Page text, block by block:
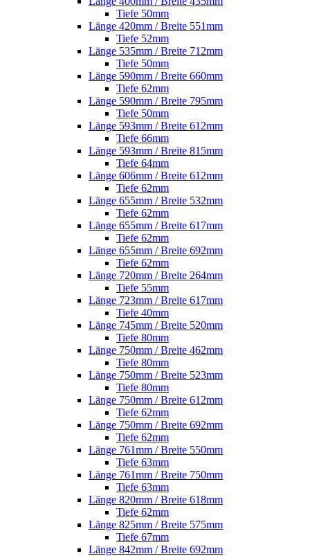
Tiefe 50mm
Länge 420mm / Breite 551mm
Tiefe 52mm
Länge 535mm / Breite 712mm
Tiefe 50mm
Länge 590mm / Breite 660mm
Tiefe 62mm
Länge 590mm / Breite 795mm
Tiefe 50mm
Länge 593mm / Breite 612mm
Tiefe 66mm
Länge 593mm / Breite 815mm
Tiefe 64mm
Länge 606mm / Breite 612mm
Tiefe 62mm
Länge 655mm / Breite 532mm
Tiefe 62mm
Länge 655mm / Breite 617mm
Tiefe 62mm
Länge 655mm / Breite 692mm
Tiefe 62mm
Länge 720mm / Breite 264mm
Tiefe 55mm
Länge 723mm / Breite 617mm
Tiefe 40mm
Länge 745mm / Breite 520mm
Tiefe 80mm
Länge 750mm / Breite 462mm
Tiefe 80mm
Länge 750mm / Breite 523mm
Tiefe 80mm
Länge 750mm / Breite 612mm
Tiefe 62mm
Länge 750mm / Breite 692mm
Tiefe 62mm
Länge 761mm / Breite 550mm
Tiefe 63mm
Länge 761mm / Breite 750mm
Tiefe 63mm
Länge 820mm / Breite 618mm
Tiefe 62mm
Länge 825mm / Breite 575mm
Tiefe 67mm
Länge 842mm / Breite 692mm